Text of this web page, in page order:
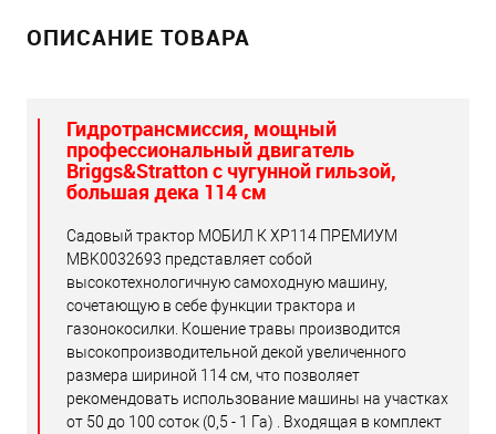
ОПИСАНИЕ ТОВАРА
Гидротрансмиссия, мощный
профессиональный двигатель
Briggs&Stratton с чугунной гильзой,
большая дека 114 см
Садовый трактор МОБИЛ К XP114 ПРЕМИУМ
MBK0032693 представляет собой
высокотехнологичную самоходную машину,
сочетающую в себе функции трактора и
газонокосилки. Кошение травы производится
высокопроизводительной декой увеличенного
размера шириной 114 см, что позволяет
рекомендовать использование машины на участках
от 50 до 100 соток (0,5 - 1 Га) . Входящая в комплект